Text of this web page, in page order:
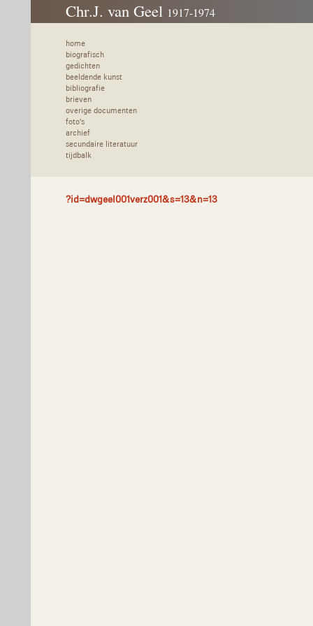
Chr.J. van Geel 1917-1974
home
biografisch
gedichten
beeldende kunst
bibliografie
brieven
overige documenten
foto's
archief
secundaire literatuur
tijdbalk
?id=dwgeel001verz001&s=13&n=13